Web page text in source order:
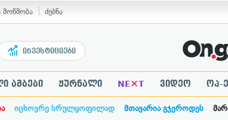
მოწმობა ძებნა
ინვესტიციები
ამბები ჟურნალი NE×T ვიდეო ოპ-
იცხოვრე სრულყოფილად მთავარია გჯეროდეს